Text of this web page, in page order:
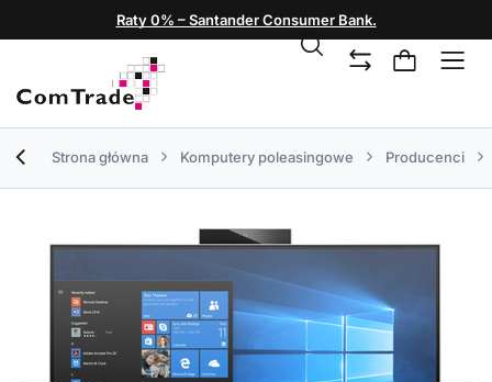
Raty 0% – Santander Consumer Bank.
Strona główna Komputery poleasingowe Producenci